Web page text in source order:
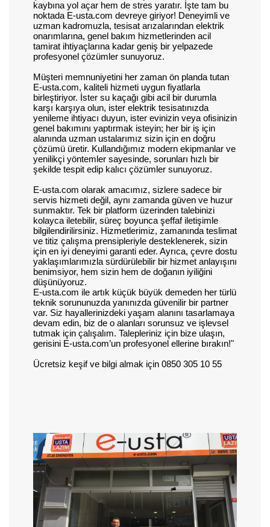
kaybına yol açar hem de stres yaratır. İşte tam bu
noktada E-usta.com devreye giriyor! Deneyimli ve
uzman kadromuzla, tesisat arızalarından elektrik
onarımlarına, genel bakım hizmetlerinden acil
tamirat ihtiyaçlarına kadar geniş bir yelpazede
profesyonel çözümler sunuyoruz.
Müşteri memnuniyetini her zaman ön planda tutan
E-usta.com, kaliteli hizmeti uygun fiyatlarla
birleştiriyor. İster su kaçağı gibi acil bir durumla
karşı karşıya olun, ister elektrik tesisatınızda
yenileme ihtiyacı duyun, ister evinizin veya ofisinizin
genel bakımını yaptırmak isteyin; her bir iş için
alanında uzman ustalarımız sizin için en doğru
çözümü üretir. Kullandığımız modern ekipmanlar ve
yenilikçi yöntemler sayesinde, sorunları hızlı bir
şekilde tespit edip kalıcı çözümler sunuyoruz.
E-usta.com olarak amacımız, sizlere sadece bir
servis hizmeti değil, aynı zamanda güven ve huzur
sunmaktır. Tek bir platform üzerinden talebinizi
kolayca iletebilir, süreç boyunca şeffaf iletişimle
bilgilendirilirsiniz. Hizmetlerimiz, zamanında teslimat
ve titiz çalışma prensipleriyle desteklenerek, sizin
için en iyi deneyimi garanti eder. Ayrıca, çevre dostu
yaklaşımlarımızla sürdürülebilir bir hizmet anlayışını
benimsiyor, hem sizin hem de doğanın iyiliğini
düşünüyoruz.
E-usta.com ile artık küçük büyük demeden her türlü
teknik sorununuzda yanınızda güvenilir bir partner
var. Siz hayallerinizdeki yaşam alanını tasarlamaya
devam edin, biz de o alanları sorunsuz ve işlevsel
tutmak için çalışalım. Talepleriniz için bize ulaşın,
gerisini E-usta.com’un profesyonel ellerine bırakın!"
Ücretsiz keşif ve bilgi almak için 0850 305 10 55